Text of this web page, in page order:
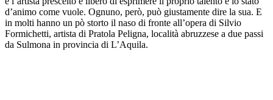
d’animo come vuole. Ognuno, però, può giustamente dire la sua. E
in molti hanno un pò storto il naso di fronte all’opera di Silvio
Formichetti, artista di Pratola Peligna, località abruzzese a due passi
da Sulmona in provincia di L’Aquila.